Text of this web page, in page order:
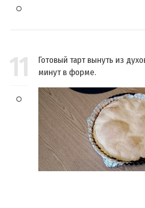
11
Готовый тарт вынуть из
минут в форме.